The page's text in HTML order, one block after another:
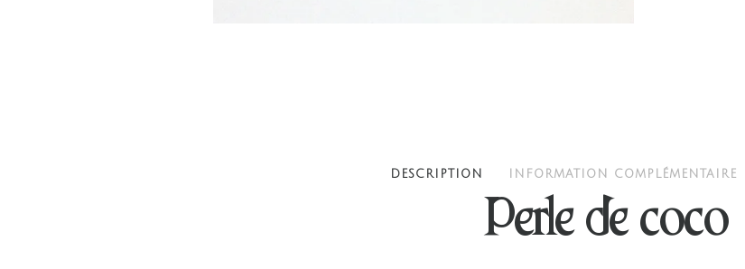
DESCRIPTION INFORMATION COMPLÉMENTAIRE
Perle de coco